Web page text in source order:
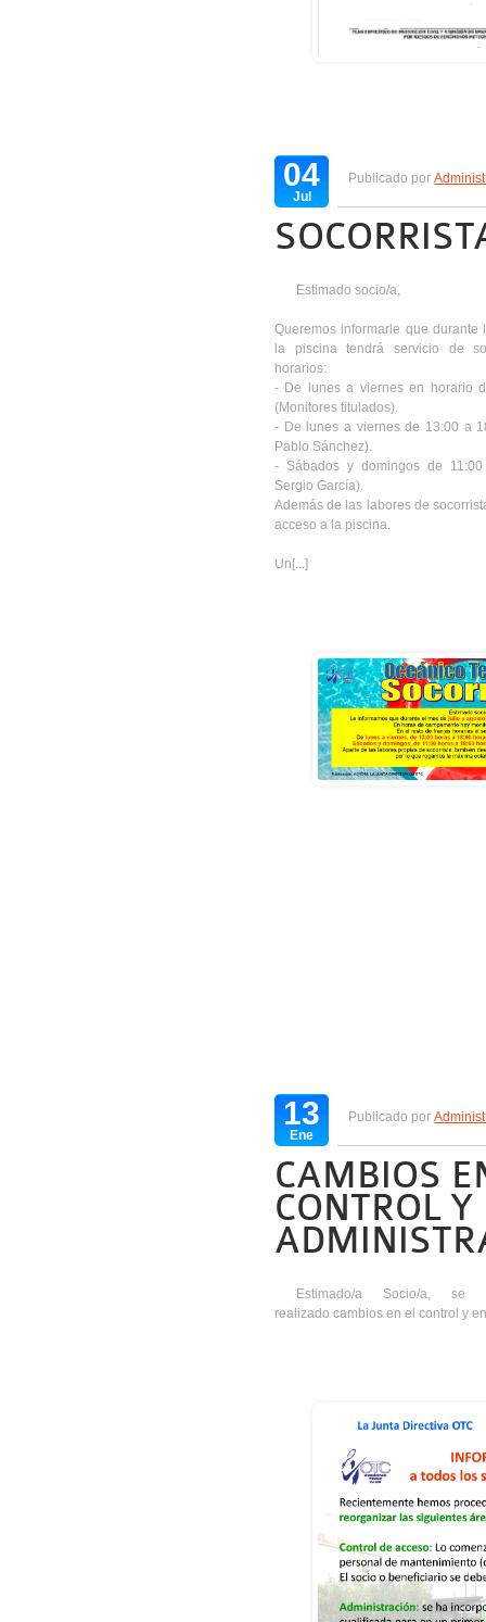
04
Jul
Publicado por
Estimado socio/a,
Queremos informarle que
la piscina tendrá servicio de
horarios:
- De lunes a viernes en horario
(Monitores titulados).
- De lunes a viernes de 13:00 a
Pablo Sánchez).
- Sábados y domingos de
Sergio García).
Además de las labores de
acceso a la piscina.
Un[...]
13
Ene
Publicado por
CAMBIOS
CONTROL Y
Estimado/a Socio/a,
realizado cambios en el control y